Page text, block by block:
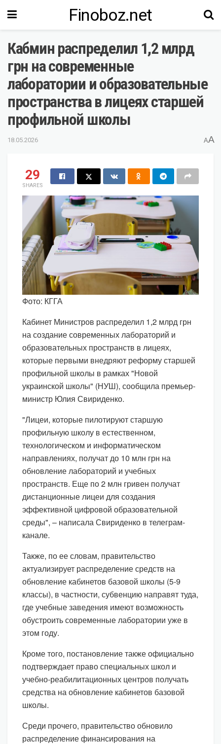
Finoboz.net
Кабмин распределил 1,2 млрд
грн на современные
лаборатории и образовательные
пространства в лицеях старшей
профильной школы
18.05.2026 AA
29
SHARES
Фото: КГГА
Кабинет Министров распределил 1,2 млрд грн
на создание современных лабораторий и
образовательных пространств в лицеях,
которые первыми внедряют реформу старшей
профильной школы в рамках "Новой
украинской школы" (НУШ), сообщила премьер-
министр Юлия Свириденко.
"Лицеи, которые пилотируют старшую
профильную школу в естественном,
технологическом и информатическом
направлениях, получат до 10 млн грн на
обновление лабораторий и учебных
пространств. Еще по 2 млн гривен получат
дистанционные лицеи для создания
эффективной цифровой образовательной
среды", – написала Свириденко в телеграм-
канале.
Также, по ее словам, правительство
актуализирует распределение средств на
обновление кабинетов базовой школы (5-9
классы), в частности, субвенцию направят туда,
где учебные заведения имеют возможность
обустроить современные лаборатории уже в
этом году.
Кроме того, постановление также официально
подтверждает право специальных школ и
учебно-реабилитационных центров получать
средства на обновление кабинетов базовой
школы.
Среди прочего, правительство обновило
распределение финансирования на